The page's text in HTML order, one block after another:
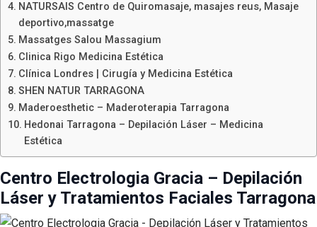
NATURSAIS Centro de Quiromasaje, masajes reus, Masaje
deportivo,massatge
Massatges Salou Massagium
Clinica Rigo Medicina Estética
Clínica Londres | Cirugía y Medicina Estética
SHEN NATUR TARRAGONA
Maderoesthetic – Maderoterapia Tarragona
Hedonai Tarragona – Depilación Láser – Medicina
Estética
Centro Electrologia Gracia – Depilación
Láser y Tratamientos Faciales Tarragona